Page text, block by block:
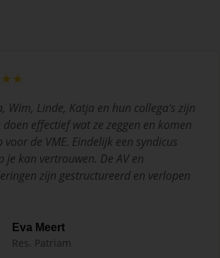
Wim, Linde, Katja en hun collega's zijn
doen effectief wat ze zeggen en komen
voor de VME. Eindelijk een syndicus
je kan vertrouwen. De AV en
zijn gestructureerd en verlopen
Eva Meert
Res. Patriam